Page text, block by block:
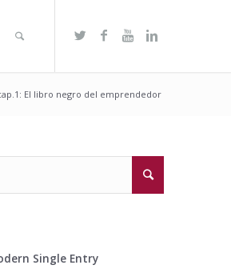
El libro negro del emprendedor
Single Entry